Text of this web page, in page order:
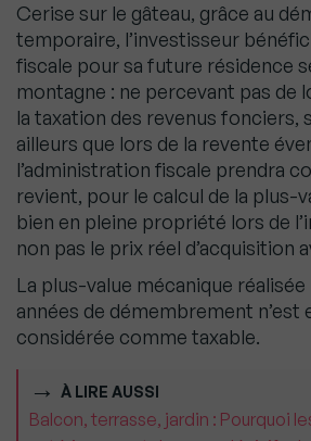
Cerise sur le gâteau, grâce au
temporaire, l’investisseur
fiscale pour sa future résidence
montagne : ne percevant pas de
la taxation des revenus fonciers,
ailleurs que lors de la revente
l’administration fiscale prendra
revient, pour le calcul de la plus-
bien en pleine propriété lors de
non pas le prix réel d’acquisition
La plus-value mécanique
années de démembrement n’est
considérée comme taxable.
À LIRE AUSSI
Balcon, terrasse, jardin : Pourquoi